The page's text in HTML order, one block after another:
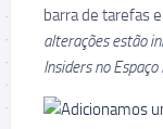
barra de tarefas
alterações estão
Insiders no Espaço